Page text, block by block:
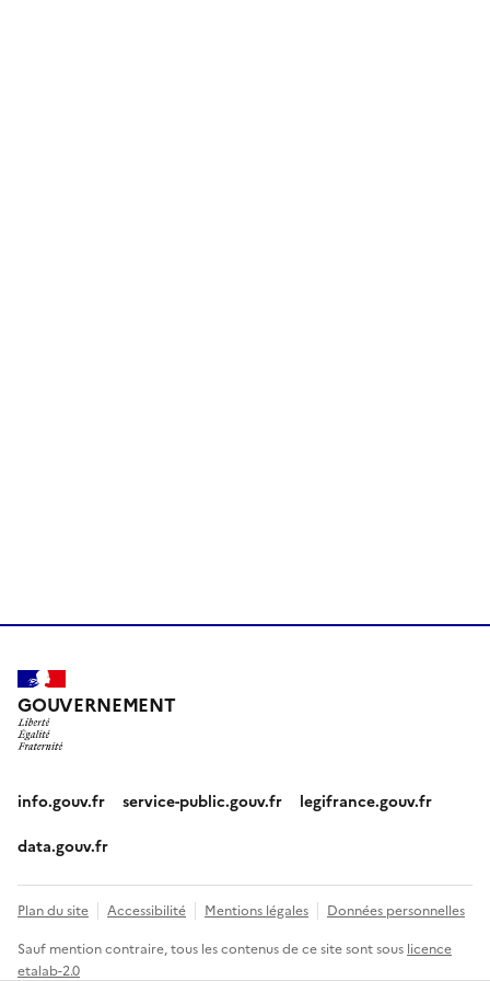
GOUVERNEMENT
info.gouv.fr service-public.gouv.fr legifrance.gouv.fr
data.gouv.fr
Plan du site Accessibilité Mentions légales Données personnelles
Sauf mention contraire, tous les contenus de ce site sont sous licence
etalab-2.0